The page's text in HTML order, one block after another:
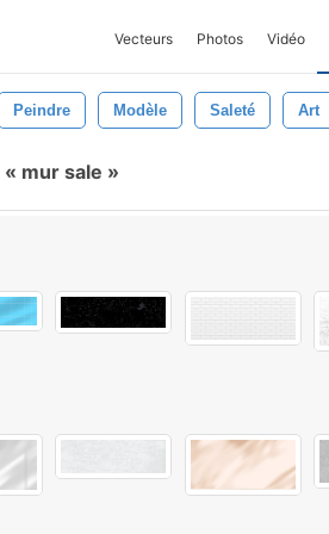
Vecteurs Photos Vidéo
Peindre Modèle Saleté Art
mur sale